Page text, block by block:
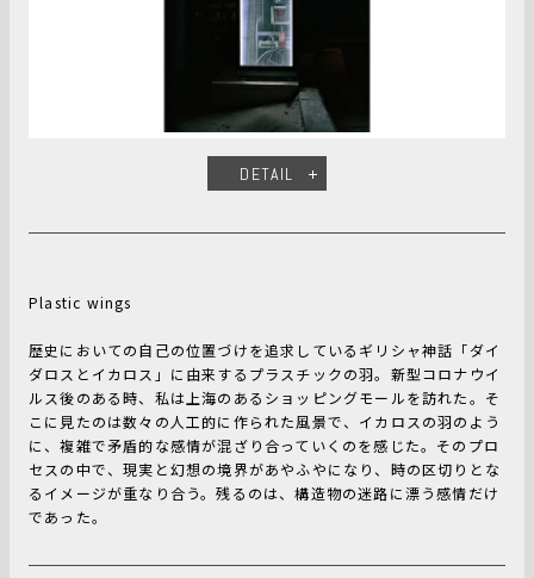
DETAIL
Plastic wings
歴史においての自己の位置づけを追求しているギリシャ神話「ダイ
ダロスとイカロス」に由来するプラスチックの羽。新型コロナウイ
ルス後のある時、私は上海のあるショッピングモールを訪れた。そ
こに見たのは数々の人工的に作られた風景で、イカロスの羽のよう
に、複雑で矛盾的な感情が混ざり合っていくのを感じた。そのプロ
セスの中で、現実と幻想の境界があやふやになり、時の区切りとな
るイメージが重なり合う。残るのは、構造物の迷路に漂う感情だけ
であった。